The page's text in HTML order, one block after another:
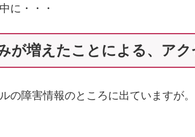
に・・・
が増えたことによる、アク
の障害情報のところに出ていますが。